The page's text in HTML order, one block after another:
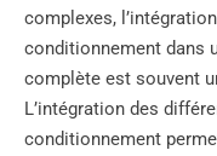
complexes,
conditionnement dans
complète est souvent
L’intégration des
conditionnement